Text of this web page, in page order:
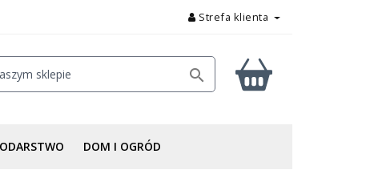
Strefa klienta

DOM I OGRÓD